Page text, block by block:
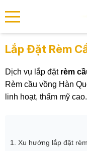
menu
Lắp Đặt Rèm
Dịch vụ lắp đặt rèm
Rèm cầu vồng Hàn
linh hoạt, thẩm mỹ
1. Xu hướng lắp đặt